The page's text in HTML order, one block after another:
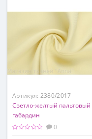
Артикул: 2380/2017
Светло-желтый пальтовый
габардин
0